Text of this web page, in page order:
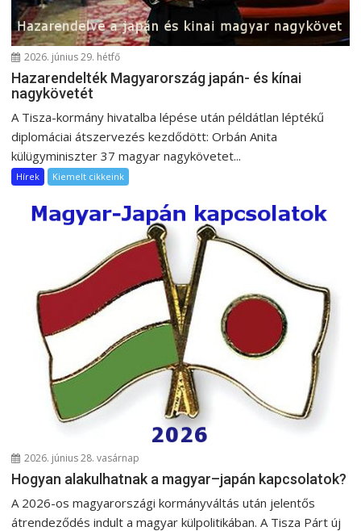
2026. június 29. hétfő
Hazarendelték Magyarország japán- és kínai
nagykövetét
A Tisza-kormány hivatalba lépése után példátlan léptékű
diplomáciai átszervezés kezdődött: Orbán Anita
külügyminiszter 37 magyar nagykövetet...
Hírek Kiemelt cikkeink
2026. június 28. vasárnap
Hogyan alakulhatnak a magyar–japán kapcsolatok?
A 2026-os magyarországi kormányváltás után jelentős
átrendeződés indult a magyar külpolitikában. A Tisza Párt új